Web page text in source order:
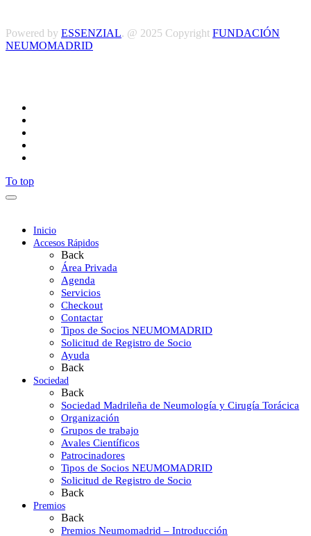
Powered by ESSENZIAL. @ 2025 Copyright FUNDACIÓN
NEUMOMADRID
To top
Inicio
Accesos Rápidos
Back
Área Privada
Agenda
Servicios
Checkout
Contactar
Tipos de Socios NEUMOMADRID
Solicitud de Registro de Socio
Ayuda
Back
Sociedad
Back
Sociedad Madrileña de Neumología y Cirugía Torácica
Organización
Grupos de trabajo
Avales Científicos
Patrocinadores
Tipos de Socios NEUMOMADRID
Solicitud de Registro de Socio
Back
Premios
Back
Premios Neumomadrid – Introducción